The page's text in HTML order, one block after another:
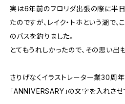
実は6年前のフロリダ出張の際に半
たのですが、レイク・トホという湖で
のバスを釣りました。
とてもうれしかったので、その思い出
さりげなくイラストレーター業30周年
「ANNIVERSARY」の文字を入れさせ